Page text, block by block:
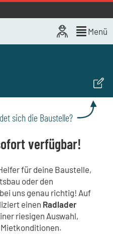
Menü
sich die Baustelle?
verfügbar!
für deine Baustelle,
oder den
uns genau richtig! Auf
einen Radlader
riesigen Auswahl,